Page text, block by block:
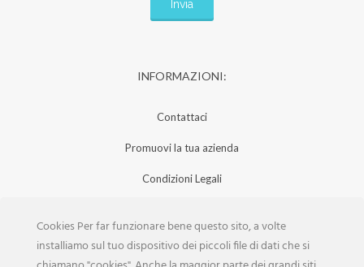
INFORMAZIONI:
Contattaci
Promuovi la tua azienda
Condizioni Legali
Iscrizione Aziende
Cookies Per far funzionare bene questo sito, a volte
installiamo sul tuo dispositivo dei piccoli file di dati che si